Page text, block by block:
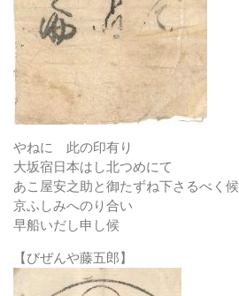
やねに 此の印有り
大坂宿日本はし北つめにて
あこ屋安之助と御たずね下さるべく候
京ふしみへのり合い
早船いだし申し候
【びぜんや藤五郎】